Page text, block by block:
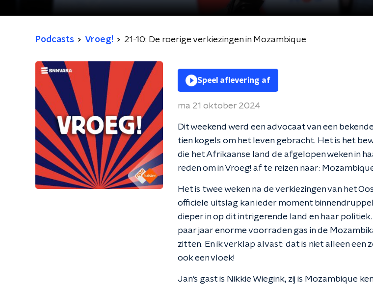
Podcasts Vroeg! 21-10: De roerige verkiezingen in Mozambique
Speel aflevering af
ma 21 oktober 2024
Dit weekend werd een advocaat van een
tien kogels om het leven gebracht. Het is het
die het Afrikaanse land de afgelopen weken in
reden om in Vroeg! af te reizen naar:
Het is twee weken na de verkiezingen van het
officiële uitslag kan ieder moment
dieper in op dit intrigerende land en haar
paar jaar enorme voorraden gas in de
zitten. En ik verklap alvast: dat is niet alleen een
ook een vloek!
Jan's gast is Nikkie Wiegink, zij is Mozambique